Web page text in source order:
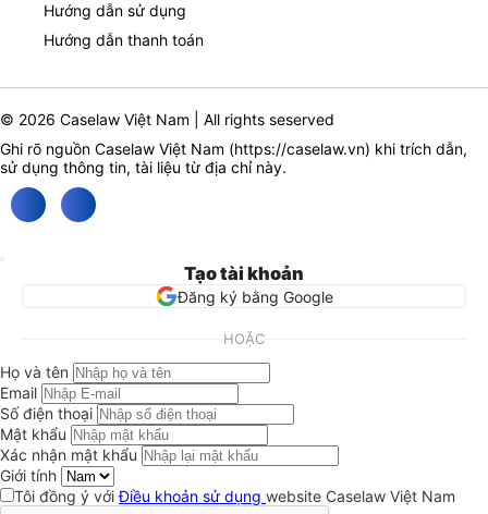
Hướng dẫn sử dụng
Hướng dẫn thanh toán
© 2026 Caselaw Việt Nam | All rights seserved
Ghi rõ nguồn Caselaw Việt Nam (https://caselaw.vn) khi trích dẫn,
sử dụng thông tin, tài liệu từ địa chỉ này.
Tạo tài khoản
Đăng ký bằng Google
HOẶC
Họ và tên
Email
Số điện thoại
Mật khẩu
Xác nhận mật khẩu
Giới tính
Tôi đồng ý vớiĐiều khoản sử dụng website Caselaw Việt Nam